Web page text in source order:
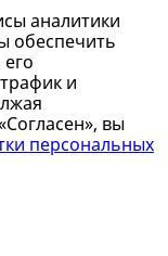
аналитики
обеспечить
и
вы
персональных